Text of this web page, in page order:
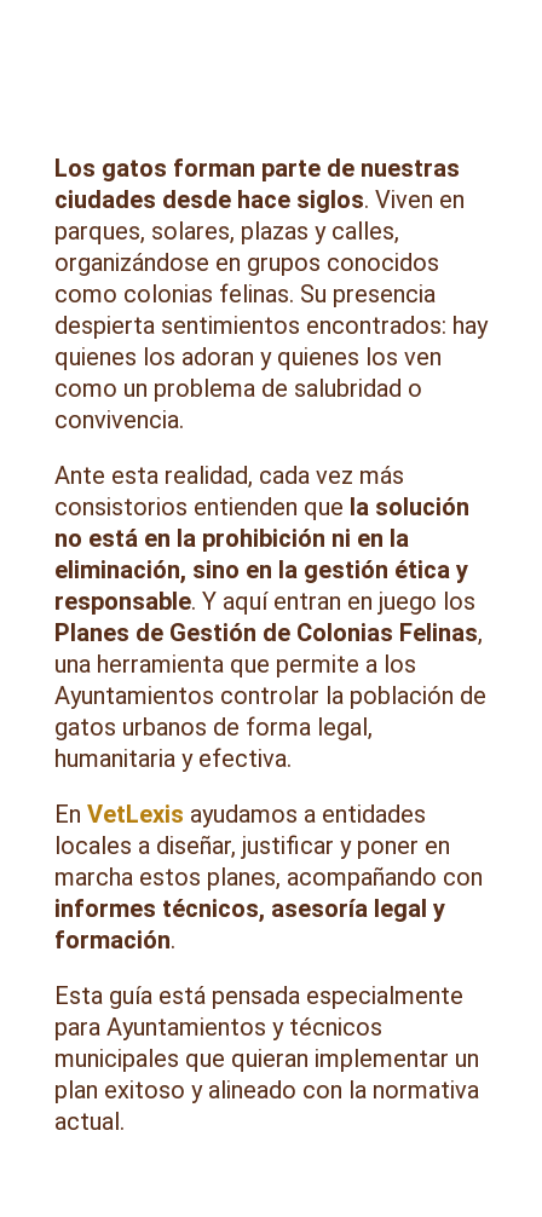
Los gatos forman parte de nuestras
ciudades desde hace siglos. Viven en
parques, solares, plazas y calles,
organizándose en grupos conocidos
como colonias felinas. Su presencia
despierta sentimientos encontrados: hay
quienes los adoran y quienes los ven
como un problema de salubridad o
convivencia.
Ante esta realidad, cada vez más
consistorios entienden que la solución
no está en la prohibición ni en la
eliminación, sino en la gestión ética y
responsable. Y aquí entran en juego los
Planes de Gestión de Colonias Felinas,
una herramienta que permite a los
Ayuntamientos controlar la población de
gatos urbanos de forma legal,
humanitaria y efectiva.
En VetLexis ayudamos a entidades
locales a diseñar, justificar y poner en
marcha estos planes, acompañando con
informes técnicos, asesoría legal y
formación.
Esta guía está pensada especialmente
para Ayuntamientos y técnicos
municipales que quieran implementar un
plan exitoso y alineado con la normativa
actual.